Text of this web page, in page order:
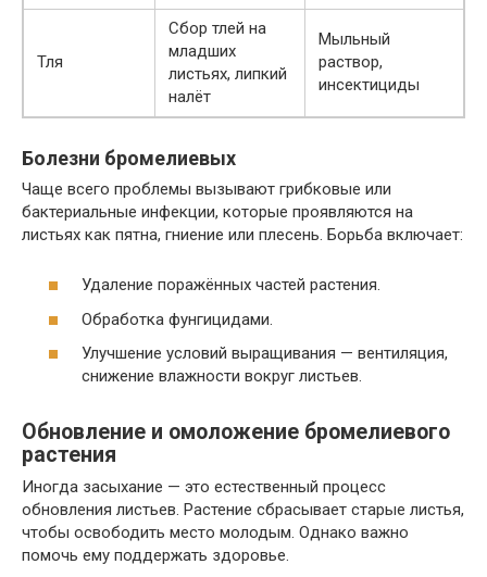
Тля
Сбор тлей на
младших
листьях, липкий
налёт
Мыльный
раствор,
инсектициды
Болезни бромелиевых
Чаще всего проблемы вызывают грибковые или
бактериальные инфекции, которые проявляются на
листьях как пятна, гниение или плесень. Борьба включает:
Удаление поражённых частей растения.
Обработка фунгицидами.
Улучшение условий выращивания — вентиляция,
снижение влажности вокруг листьев.
Обновление и омоложение бромелиевого
растения
Иногда засыхание — это естественный процесс
обновления листьев. Растение сбрасывает старые листья,
чтобы освободить место молодым. Однако важно
помочь ему поддержать здоровье.